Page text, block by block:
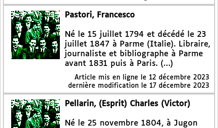
Pastori, Francesco
Né le 15 juillet 1794 et décédé le 23
juillet 1847 à Parme (Italie). Libraire,
journaliste et bibliographe à Parme
avant 1831 puis à Paris. (…)
Article mis en ligne le 12 décembre 2023
dernière modification le 17 décembre 2023
Pellarin, (Esprit) Charles (Victor)
Né le 25 novembre 1804, à Jugon